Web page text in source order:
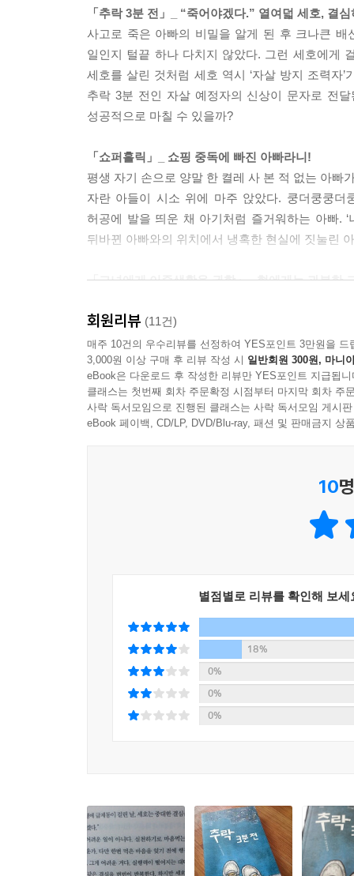
“응. 진짜 그러네.”
“생선이 없어도 생선 있는 것처럼 맛 낼 수 있고.”
“응. 진짜 희한하다.”
(…) “설마 고기도 안 들어 있고 생선도 없는데, 고
지. 그리고 그 맛을 네 혀가 지금 알아챘잖아.” / 「
만요.”
지빈은 체념한 듯 발끝을 내려다보며 말했다.
“거짓말 마라. 어떻게 되든 상관없지 않을거다, 너
“저 같은 애요? 제가 어떤 앤데요?”
“어디에도 마음 붙일 데가 없어서, 마음이 뜨는
「추락 3분 전」_ “죽어야겠다.” 열여덟 세호, 결
사고로 죽은 아빠의 비밀을 알게 된 후 크나큰
일인지 털끝 하나 다치지 않았다. 그런 세호에게
세호를 살린 것처럼 세호 역시 ‘자살 방지 조력
추락 3분 전인 자살 예정자의 신상이 문자로 전
성공적으로 마칠 수 있을까?
「쇼퍼홀릭」_ 쇼핑 중독에 빠진 아빠라니!
평생 자기 손으로 양말 한 켤레 사 본 적 없는 아
자란 아들이 시소 위에 마주 앉았다. 쿵더쿵쿵더
허공에 발을 띄운 채 아기처럼 즐거워하는 아빠.
뒤바뀐 아빠와의 위치에서 냉혹한 현실에 짓눌린
「그녀에게 이중생활을 권함」_ 형에게는 과분한
큰며느릿감으로, 형 역시 장래의 아냇감으로, 교
사귀어 보라며 ‘이중생활’을 권하는 교진의 뒤통
결국 지윤은 뜨거운 키스로 화답(!)하고, 이제 교
그녀의 또 다른 이중생활이 드러나며 이야기는 새
「설단 현상」_ 내 얘기를 진심으로 들어 줄 단 한
아줌마와 아줌마가 해 주는 맛있는 음식 앞에
기이한 현상이 나타난 것. 친구들과의 관계 때
건넨다. 하지만 시간이 지날수록 지빈에게 필
기로에 서게 된다.
회원리뷰 (11건)
매주 10건의 우수리뷰를 선정하여 YES포인트 3만원을 드
3,000원 이상 구매 후 리뷰 작성 시 일반회원 300원, 마니
eBook은 다운로드 후 작성한 리뷰만 YES포인트 지급됩니
클래스는 첫번째 회차 주문확정 시점부터 마지막 회차 주
사락 독서모임으로 진행된 클래스는 사락 독서모임 게시
eBook 페이백, CD/LP, DVD/Blu-ray, 패션 및 판매금지 상
10
별점별로 리뷰를 확인해 보세
18%
0%
0%
0%